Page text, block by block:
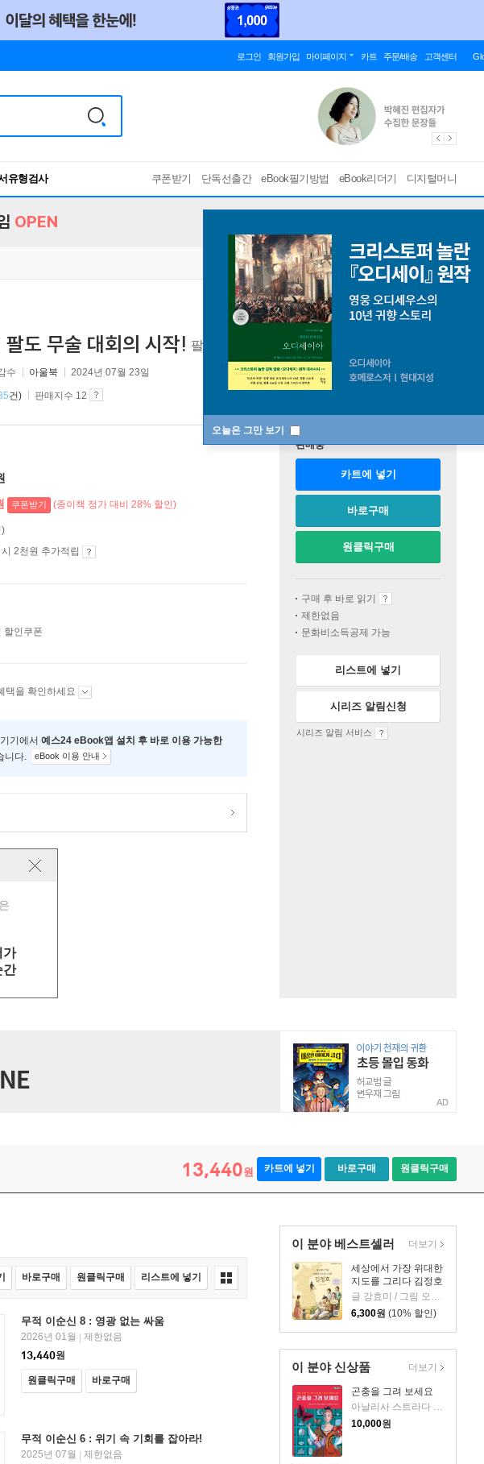
로그인 회원가입 마이페이지 카트 주문/배송 고객센터
유형검사
Lab
쿠폰받기 단독선출간 eBook필기방법 eBook리더기 디지털머니
오늘은 그만 보기
OPEN
도 무술 대회의 시작! 팔도 무술 대회의 시작!
수 아울북 2024년 07월 23일
건) 판매지수 12
쿠폰받기 (종이책 정가 대비 28% 할인)
)
2천원 추가적립
할인쿠폰
택을 확인하세요
기에서 예스24 eBook앱 설치 후 바로 이용 가능한
니다. eBook 이용 안내
가
간
판매중
카트에 넣기
바로구매
원클릭구매
구매 후 바로 읽기
제한없음
문화비소득공제 가능
리스트에 넣기
시리즈 알림신청
시리즈 알림 서비스
AD
13,440원 카트에 넣기 바로구매 원클릭구매
이 분야 베스트셀러
세상에서 가장 위대한
지도를 그리다 김정호
6,300원 (10% 할인)
더보기
이 분야 신상품
곤충을 그려 보세요
10,000원
더보기
바로구매 원클릭구매 리스트에 넣기
무적 이순신 8 : 영광 없는 싸움
2026년 01월 | 제한없음
13,440원
원클릭구매 바로구매
무적 이순신 6 : 위기 속 기회를 잡아라!
2025년 07월 | 제한없음